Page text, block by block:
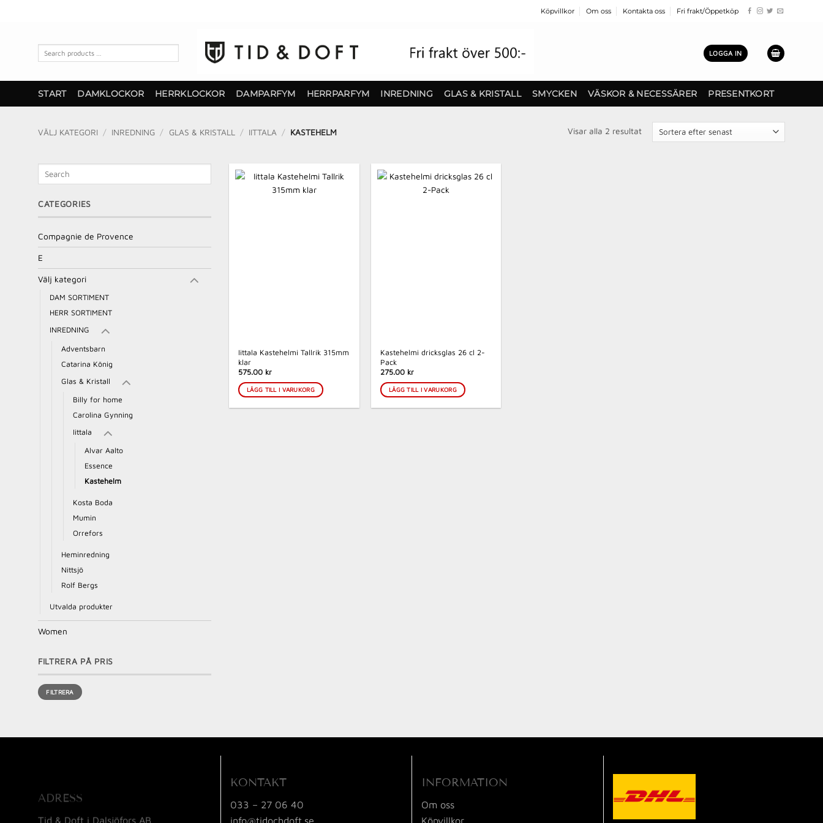
Köpvillkor Om oss Kontakta oss Fri frakt/Öppetköp
LOGGA IN
START DAMKLOCKOR HERRKLOCKOR DAMPARFYM HERRPARFYM INREDNING GLAS & KRISTALL SMYCKEN VÄSKOR & NECESSÄRER PRESENTKORT
VÄLJ KATEGORI / INREDNING / GLAS & KRISTALL / IITTALA / KASTEHELM Visar alla 2 resultatSortera
efter
CATEGORIES
Compagnie de Provence
E
Välj kategori
DAM SORTIMENT
HERR SORTIMENT
INREDNING
Adventsbarn
Catarina König
Glas & Kristall
Billy for home
Carolina Gynning
Iittala
Alvar Aalto
Essence
Kastehelm
Kosta Boda
Mumin
Orrefors
Heminredning
Nittsjö
Rolf Bergs
Utvalda produkter
Women
FILTRERA PÅ PRIS
Min
pris
Max
prisFILTRERA
Iittala Kastehelmi Tallrik 315mm
klar
575.00 kr
LÄGG TILL I VARUKORG
Kastehelmi dricksglas 26 cl 2-
Pack
275.00 kr
LÄGG TILL I VARUKORG
ADRESS
Tid & Doft i Dalsjöfors AB
KONTAKT
033 – 27 06 40
info@tidochdoft.se
INFORMATION
Om oss
Köpvillkor